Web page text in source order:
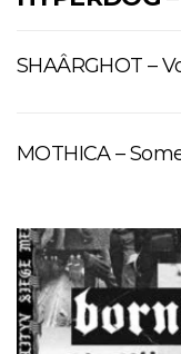
SHAÂRGHOT –
MOTHICA –